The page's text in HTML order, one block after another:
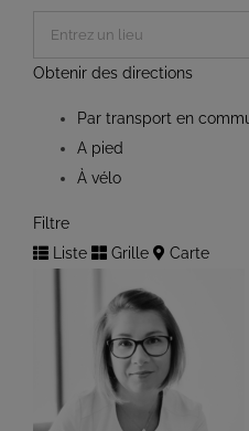
Obtenir des directions
Par transport en
A pied
À vélo
Filtre
Liste
Grille Carte